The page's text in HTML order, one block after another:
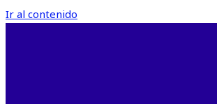
Ir al contenido